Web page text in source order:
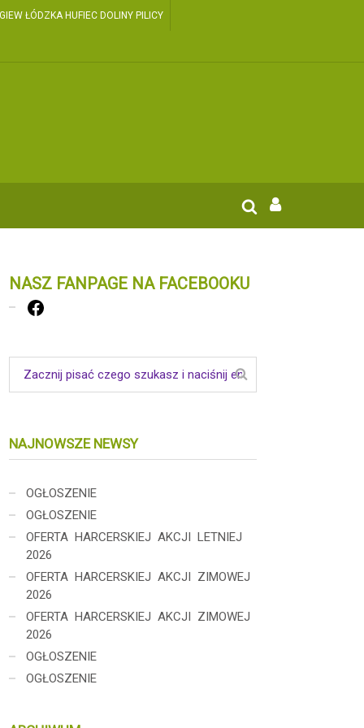
ŁÓDZKA HUFIEC DOLINY PILICY
NASZ FANPAGE NA FACEBOOKU
NAJNOWSZE NEWSY
OGŁOSZENIE
OGŁOSZENIE
OFERTA HARCERSKIEJ AKCJI LETNIEJ
2026
OFERTA HARCERSKIEJ AKCJI ZIMOWEJ
2026
OFERTA HARCERSKIEJ AKCJI ZIMOWEJ
2026
OGŁOSZENIE
OGŁOSZENIE